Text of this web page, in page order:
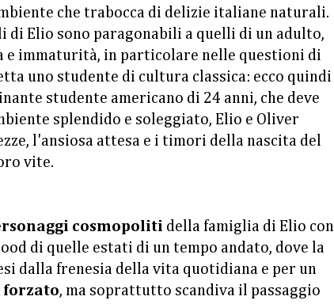
che trabocca di delizie italiane naturali.
Elio sono paragonabili a quelli di un adulto,
e immaturità, in particolare nelle questioni di
uno studente di cultura classica: ecco quindi
studente americano di 24 anni, che deve
splendido e soleggiato, Elio e Oliver
l'ansiosa attesa e i timori della nascita del
vite.
cosmopoliti della famiglia di Elio con
di quelle estati di un tempo andato, dove la
dalla frenesia della vita quotidiana e per un
forzato, ma soprattutto scandiva il passaggio